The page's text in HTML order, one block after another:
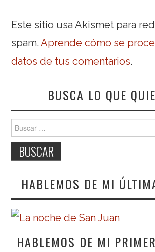
Este sitio usa Akismet para
spam.Aprende cómo se
datos de tus comentarios.
BUSCA LO QUE
Buscar:
HABLEMOS DE MI
HABLEMOS DE MI